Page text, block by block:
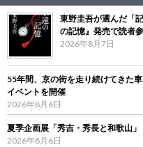
東野圭吾が選んだ「
の記憶』発売で読者
2026年8月7日
55年間、京の街を走り続けてきた
イベントを開催
2026年8月6日
夏季企画展「秀吉・秀長と和歌山
2026年8月6日